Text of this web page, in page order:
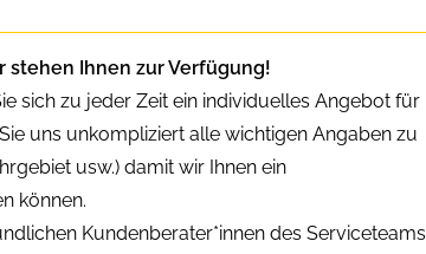
stehen Ihnen zur Verfügung!
sich zu jeder Zeit ein individuelles Angebot für
uns unkompliziert alle wichtigen Angaben zu
usw.) damit wir Ihnen ein
können.
Kundenberater*innen des Serviceteams